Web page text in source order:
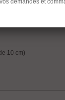
10 cm)
demandes et